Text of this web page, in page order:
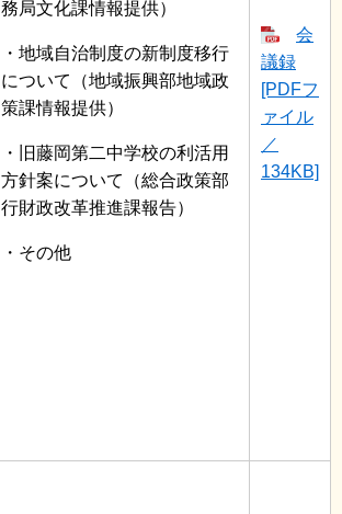
務局文化課情報提供）
・地域自治制度の新制度移行
について（地域振興部地域政
策課情報提供）
・旧藤岡第二中学校の利活用
方針案について（総合政策部
行財政改革推進課報告）
・その他
会
議録
[PDFフ
ァイル
／
134KB]